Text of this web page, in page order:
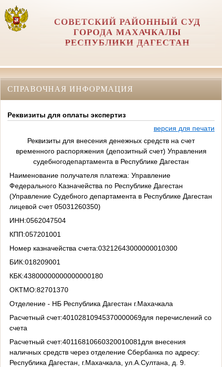
СОВЕТСКИЙ РАЙОННЫЙ СУД
ГОРОДА МАХАЧКАЛЫ
РЕСПУБЛИКИ ДАГЕСТАН
СПРАВОЧНАЯ ИНФОРМАЦИЯ
Реквизиты для оплаты экспертиз
версия для печати
Реквизиты для внесения денежных средств на счет
временного распоряжения (депозитный счет) Управления
судебногодепартамента в Республике Дагестан
Наименование получателя платежа: Управление
Федерального Казначейства по Республике Дагестан
(Управление Судебного департамента в Республике Дагестан
лицевой счет 05031260350)
ИНН:0562047504
КПП:057201001
Номер казначейства счета:03212643000000010300
БИК:018209001
КБК:43800000000000000180
ОКТМО:82701370
Отделение - НБ Республика Дагестан г.Махачкала
Расчетный счет:40102810945370000069для перечислений со
счета
Расчетный счет:40116810660320010081для внесения
наличных средств через отделение Сбербанка по адресу:
Республика Дагестан, г.Махачкала, ул.А.Султана, д. 9.